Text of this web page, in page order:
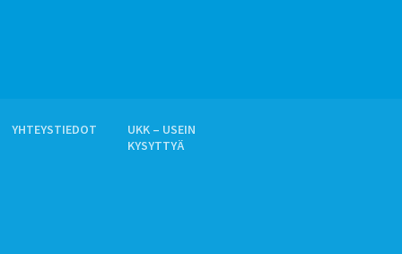
YHTEYSTIEDOT
UKK – USEIN
KYSYTTYÄ